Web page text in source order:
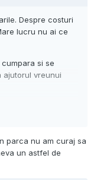
Despre costuri
lucru nu ai ce
si se
ajutorul vreunui
parca nu am curaj sa
un astfel de